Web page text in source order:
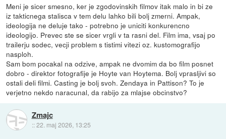
Meni je sicer smesno, ker je zgodovinskih filmov itak malo in bi ze
iz takticnega stalisca v tem delu lahko bili bolj zmerni. Ampak,
ideologija ne deluje tako - potrebno je uniciti konkurencno
ideologijo. Prevec ste se sicer vrgli v ta rasni del. Film ima, vsaj po
trailerju sodec, vecji problem s tistimi vitezi oz. kustomografijo
nasploh.
Sam bom pocakal na odzive, ampak ne dvomim da bo film posnet
dobro - direktor fotografije je Hoyte van Hoytema. Bolj vprasljivi so
ostali deli filmi. Casting je bolj svoh. Zendaya in Pattison? To je
verjetno nekdo naracunal, da rabijo za mlajse obcinstvo?
Zmajc
::22. maj 2026, 13:25